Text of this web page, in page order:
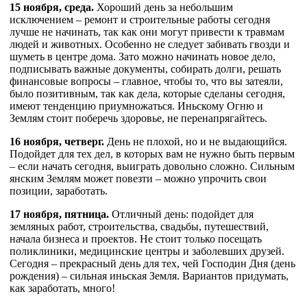
15 ноября, среда. Хороший день за небольшим
исключением – ремонт и строительные работы сегодня
лучше не начинать, так как они могут привести к травмам
людей и животных. Особенно не следует забивать гвозди и
шуметь в центре дома. Зато можно начинать новое дело,
подписывать важные документы, собирать долги, решать
финансовые вопросы – главное, чтобы то, что вы затеяли,
было позитивным, так как дела, которые сделаны сегодня,
имеют тенденцию приумножаться. Иньскому Огню и
Землям стоит поберечь здоровье, не перенапрягайтесь.
16 ноября, четверг. День не плохой, но и не выдающийся.
Подойдет для тех дел, в которых вам не нужно быть первым
– если начать сегодня, выиграть довольно сложно. Сильным
янским Землям может повезти – можно упрочить свои
позиции, заработать.
17 ноября, пятница. Отличный день: подойдет для
земляных работ, строительства, свадьбы, путешествий,
начала бизнеса и проектов. Не стоит только посещать
поликлиники, медицинские центры и заболевших друзей.
Сегодня – прекрасный день для тех, чей Господин Дня (день
рождения) – сильная иньская Земля. Вариантов придумать,
как заработать, много!